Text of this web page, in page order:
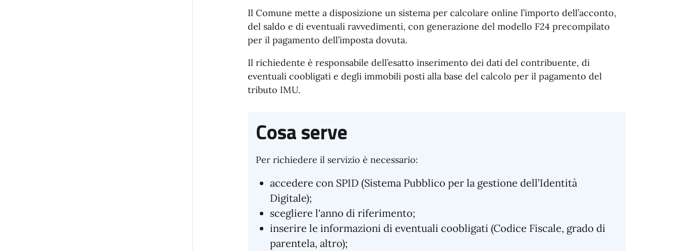
Il Comune mette a disposizione un sistema per calcolare online l’importo dell’acconto,
del saldo e di eventuali ravvedimenti, con generazione del modello F24 precompilato
per il pagamento dell’imposta dovuta.
Il richiedente è responsabile dell’esatto inserimento dei dati del contribuente, di
eventuali coobligati e degli immobili posti alla base del calcolo per il pagamento del
tributo IMU.
Cosa serve
Per richiedere il servizio è necessario:
accedere con SPID (Sistema Pubblico per la gestione dell’Identità
Digitale);
scegliere l'anno di riferimento;
inserire le informazioni di eventuali coobligati (Codice Fiscale, grado di
parentela, altro);